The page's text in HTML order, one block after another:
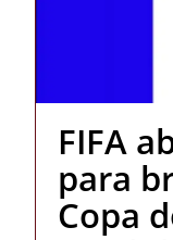
FIFA
para
Copa